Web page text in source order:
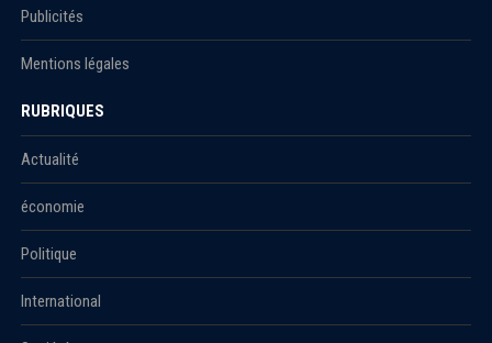
Publicités
Mentions légales
RUBRIQUES
Actualité
économie
Politique
International